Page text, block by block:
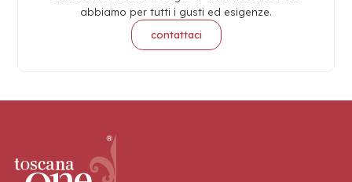
abbiamo per tutti i gusti ed esigenze.
contattaci